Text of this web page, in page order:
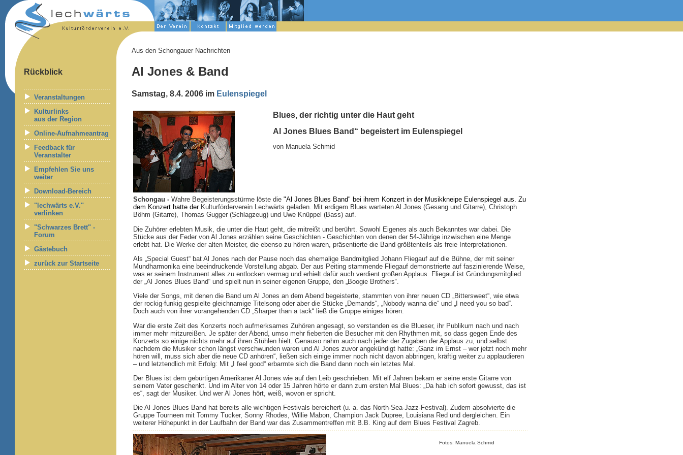
Rückblick
Veranstaltungen
Kulturlinks
aus der Region
Online-Aufnahmeantrag
Feedback für
Veranstalter
Empfehlen Sie uns
weiter
Download-Bereich
"lechwärts e.V."
verlinken
"Schwarzes Brett" -
Forum
Gästebuch
zurück zur Startseite
Aus den Schongauer Nachrichten
Al Jones & Band
Samstag, 8.4. 2006 im Eulenspiegel
Blues, der richtig unter die Haut geht
Al Jones Blues Band“ begeistert im Eulenspiegel
von Manuela Schmid
Schongau - Wahre Begeisterungsstürme löste die "Al Jones Blues Band" bei ihrem Konzert in der Musikkneipe Eulenspiegel aus. Zu
dem Konzert hatte der Kulturförderverein Lechwärts geladen. Mit erdigem Blues warteten Al Jones (Gesang und Gitarre), Christoph
Böhm (Gitarre), Thomas Gugger (Schlagzeug) und Uwe Knüppel (Bass) auf.
Die Zuhörer erlebten Musik, die unter die Haut geht, die mitreißt und berührt. Sowohl Eigenes als auch Bekanntes war dabei. Die
Stücke aus der Feder von Al Jones erzählen seine Geschichten - Geschichten von denen der 54-Jährige inzwischen eine Menge
erlebt hat. Die Werke der alten Meister, die ebenso zu hören waren, präsentierte die Band größtenteils als freie Interpretationen.
Als „Special Guest“ bat Al Jones nach der Pause noch das ehemalige Bandmitglied Johann Fliegauf auf die Bühne, der mit seiner
Mundharmonika eine beeindruckende Vorstellung abgab. Der aus Peiting stammende Fliegauf demonstrierte auf faszinierende Weise,
was er seinem Instrument alles zu entlocken vermag und erhielt dafür auch verdient großen Applaus. Fliegauf ist Gründungsmitglied
der „Al Jones Blues Band“ und spielt nun in seiner eigenen Gruppe, den „Boogie Brothers“.
Viele der Songs, mit denen die Band um Al Jones an dem Abend begeisterte, stammten von ihrer neuen CD „Bittersweet“, wie etwa
der rockig-funkig gespielte gleichnamige Titelsong oder aber die Stücke „Demands“, „Nobody wanna die“ und „I need you so bad“.
Doch auch von ihrer vorangehenden CD „Sharper than a tack“ ließ die Gruppe einiges hören.
War die erste Zeit des Konzerts noch aufmerksames Zuhören angesagt, so verstanden es die Blueser, ihr Publikum nach und nach
immer mehr mitzureißen. Je später der Abend, umso mehr fieberten die Besucher mit den Rhythmen mit, so dass gegen Ende des
Konzerts so einige nichts mehr auf ihren Stühlen hielt. Genauso nahm auch nach jeder der Zugaben der Applaus zu, und selbst
nachdem die Musiker schon längst verschwunden waren und Al Jones zuvor angekündigt hatte: „Ganz im Ernst – wer jetzt noch mehr
hören will, muss sich aber die neue CD anhören“, ließen sich einige immer noch nicht davon abbringen, kräftig weiter zu applaudieren
– und letztendlich mit Erfolg: Mit „I feel good“ erbarmte sich die Band dann noch ein letztes Mal.
Der Blues ist dem gebürtigen Amerikaner Al Jones wie auf den Leib geschrieben. Mit elf Jahren bekam er seine erste Gitarre von
seinem Vater geschenkt. Und im Alter von 14 oder 15 Jahren hörte er dann zum ersten Mal Blues: „Da hab ich sofort gewusst, das ist
es“, sagt der Musiker. Und wer Al Jones hört, weiß, wovon er spricht.
Die Al Jones Blues Band hat bereits alle wichtigen Festivals bereichert (u. a. das North-Sea-Jazz-Festival). Zudem absolvierte die
Gruppe Tourneen mit Tommy Tucker, Sonny Rhodes, Willie Mabon, Champion Jack Dupree, Louisiana Red und dergleichen. Ein
weiterer Höhepunkt in der Laufbahn der Band war das Zusammentreffen mit B.B. King auf dem Blues Festival Zagreb.
Fotos: Manuela Schmid